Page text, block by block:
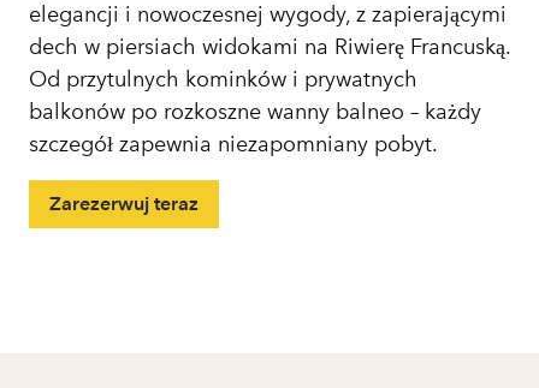
elegancji i nowoczesnej wygody, z zapierającymi
dech w piersiach widokami na Riwierę Francuską.
Od przytulnych kominków i prywatnych
balkonów po rozkoszne wanny balneo – każdy
szczegół zapewnia niezapomniany pobyt.
Zarezerwuj teraz